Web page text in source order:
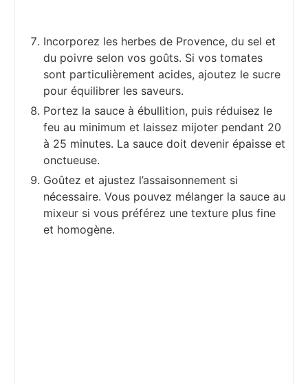
Incorporez les herbes de Provence, du sel et
du poivre selon vos goûts. Si vos tomates
sont particulièrement acides, ajoutez le sucre
pour équilibrer les saveurs.
Portez la sauce à ébullition, puis réduisez le
feu au minimum et laissez mijoter pendant 20
à 25 minutes. La sauce doit devenir épaisse et
onctueuse.
Goûtez et ajustez l’assaisonnement si
nécessaire. Vous pouvez mélanger la sauce au
mixeur si vous préférez une texture plus fine
et homogène.